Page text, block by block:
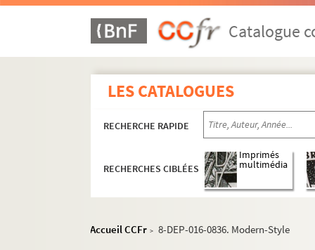
Catalogue
LES CATALOGUES
RECHERCHE RAPIDE
RECHERCHES CIBLÉES
Imprimés
multimédia
Accueil CCFr > 8-DEP-016-0836. Modern-Style